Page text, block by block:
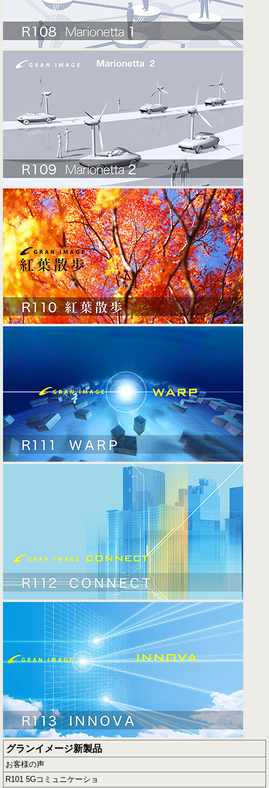
グランイメージ新製品
お客様の声
R101 5Gコミュニケーショ